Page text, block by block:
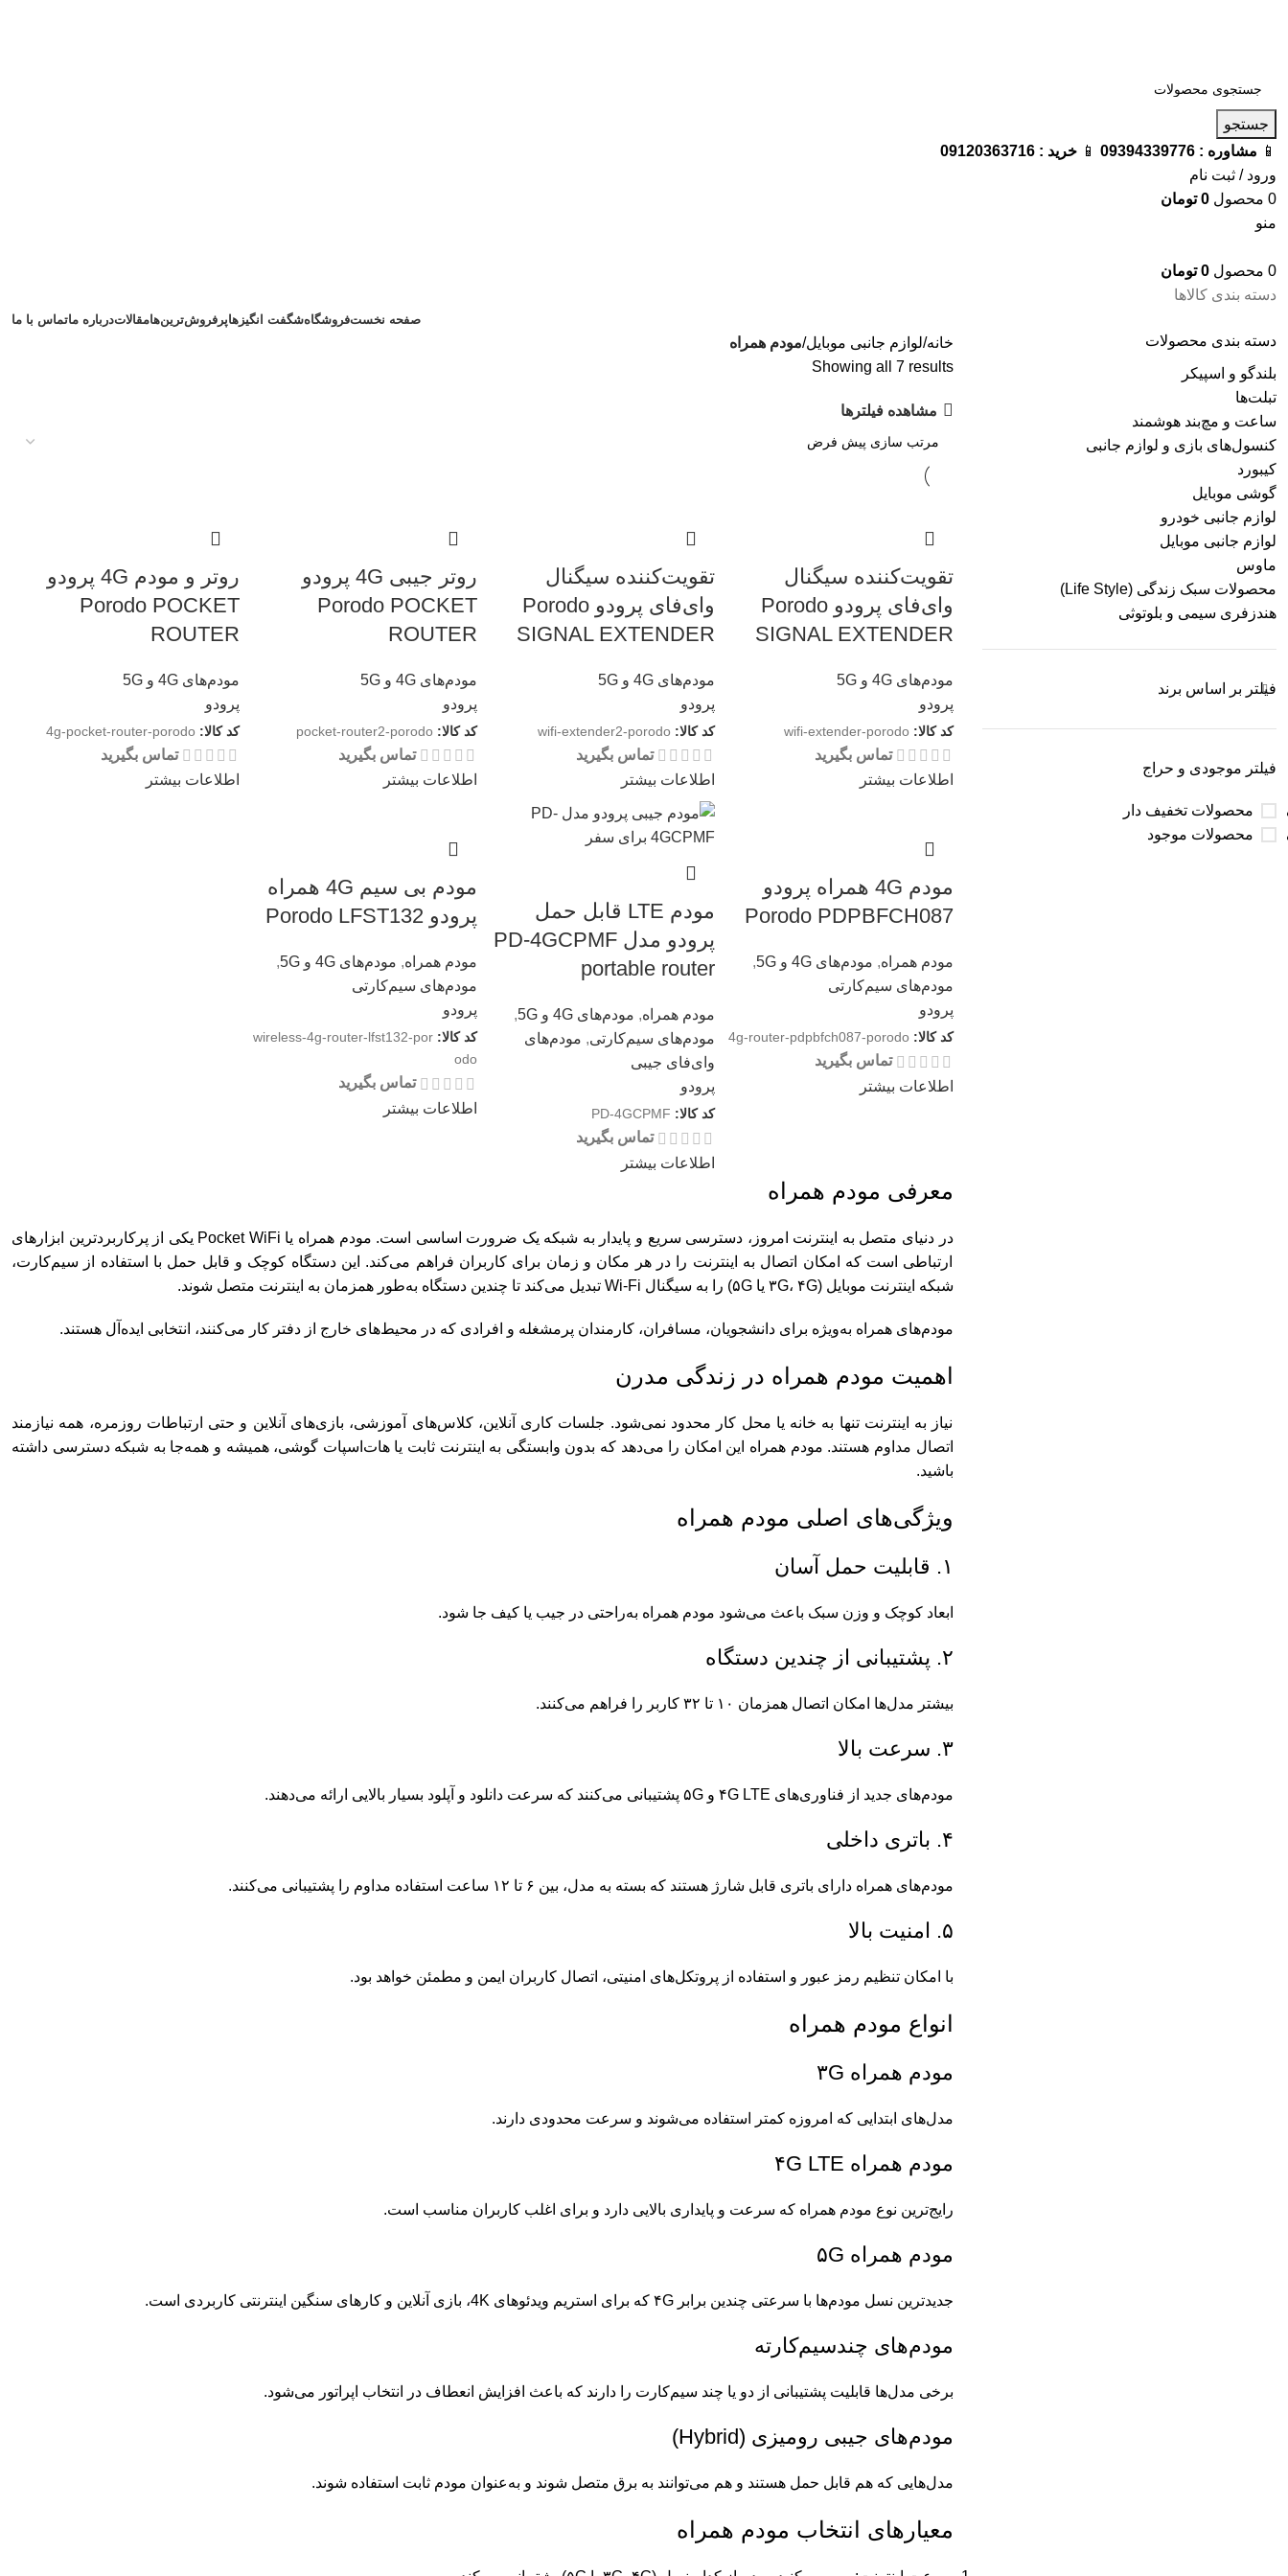
جستجو
📱 مشاوره : 09394339776
📱 خرید : 09120363716
ورود / ثبت نام
0 محصول 0 تومان
منو
0 محصول 0 تومان
دسته بندی کالاها
صفحه نخستفروشگاهشگفت انگیزهاپرفروش‌ترین‌هامقالاتدرباره ماتماس با ما
دسته‌ بندی محصولات
بلندگو و اسپیکر
تبلت‌ها
ساعت و مچ‌بند هوشمند
کنسول‌های بازی و لوازم جانبی
کیبورد
گوشی موبایل
لوازم جانبی خودرو
لوازم جانبی موبایل
ماوس
محصولات سبک زندگی (Life Style)
هندزفری سیمی و بلوتوثی
فیلتر بر اساس برند
فیلتر موجودی و حراج
محصولات تخفیف دار
محصولات موجود
خانه لوازم جانبی موبایل مودم همراه
Showing all 7 results
مشاهده فیلترها
تقویت‌کننده سیگنال
وای‌فای پرودو Porodo
SIGNAL EXTENDER
مودم‌های 4G و 5G
پرودو
کد کالا: wifi-extender-porodo
تماس بگیرید
اطلاعات بیشتر
تقویت‌کننده سیگنال
وای‌فای پرودو Porodo
SIGNAL EXTENDER
مودم‌های 4G و 5G
پرودو
کد کالا: wifi-extender2-porodo
تماس بگیرید
اطلاعات بیشتر
روتر جیبی 4G پرودو
Porodo POCKET
ROUTER
مودم‌های 4G و 5G
پرودو
کد کالا: pocket-router2-porodo
تماس بگیرید
اطلاعات بیشتر
روتر و مودم 4G پرودو
Porodo POCKET
ROUTER
مودم‌های 4G و 5G
پرودو
کد کالا: 4g-pocket-router-porodo
تماس بگیرید
اطلاعات بیشتر
مودم 4G همراه پرودو
Porodo PDPBFCH087
مودم همراه, مودم‌های 4G و 5G
,
مودم‌های سیم‌کارتی
پرودو
کد کالا: 4g-router-pdpbfch087-porodo
تماس بگیرید
اطلاعات بیشتر
مودم LTE قابل حمل
پرودو مدل PD-4GCPMF
portable router
مودم همراه, مودم‌های 4G و 5G
,
مودم‌های سیم‌کارتی, مودم‌های
وای‌فای جیبی
پرودو
کد کالا: PD-4GCPMF
تماس بگیرید
اطلاعات بیشتر
مودم بی سیم 4G همراه
پرودو Porodo LFST132
مودم همراه, مودم‌های 4G و 5G
,
مودم‌های سیم‌کارتی
پرودو
کد کالا: wireless-4g-router-lfst132-por
odo
تماس بگیرید
اطلاعات بیشتر
معرفی مودم همراه
در دنیای متصل به اینترنت امروز، دسترسی سریع و پایدار به شبکه یک ضرورت اساسی است. مودم همراه یا Pocket WiFi یکی از پرکاربردترین ابزارهای
ارتباطی است که امکان اتصال به اینترنت را در هر مکان و زمان برای کاربران فراهم می‌کند. این دستگاه کوچک و قابل حمل با استفاده از سیم‌کارت،
شبکه اینترنت موبایل (۳G، ۴G یا ۵G) را به سیگنال Wi-Fi تبدیل می‌کند تا چندین دستگاه به‌طور همزمان به اینترنت متصل شوند.
مودم‌های همراه به‌ویژه برای دانشجویان، مسافران، کارمندان پرمشغله و افرادی که در محیط‌های خارج از دفتر کار می‌کنند، انتخابی ایده‌آل هستند.
اهمیت مودم همراه در زندگی مدرن
نیاز به اینترنت تنها به خانه یا محل کار محدود نمی‌شود. جلسات کاری آنلاین، کلاس‌های آموزشی، بازی‌های آنلاین و حتی ارتباطات روزمره، همه نیازمند
اتصال مداوم هستند. مودم همراه این امکان را می‌دهد که بدون وابستگی به اینترنت ثابت یا هات‌اسپات گوشی، همیشه و همه‌جا به شبکه دسترسی داشته
باشید.
ویژگی‌های اصلی مودم همراه
۱. قابلیت حمل آسان
ابعاد کوچک و وزن سبک باعث می‌شود مودم همراه به‌راحتی در جیب یا کیف جا شود.
۲. پشتیبانی از چندین دستگاه
بیشتر مدل‌ها امکان اتصال همزمان ۱۰ تا ۳۲ کاربر را فراهم می‌کنند.
۳. سرعت بالا
مودم‌های جدید از فناوری‌های ۴G LTE و ۵G پشتیبانی می‌کنند که سرعت دانلود و آپلود بسیار بالایی ارائه می‌دهند.
۴. باتری داخلی
مودم‌های همراه دارای باتری قابل شارژ هستند که بسته به مدل، بین ۶ تا ۱۲ ساعت استفاده مداوم را پشتیبانی می‌کنند.
۵. امنیت بالا
با امکان تنظیم رمز عبور و استفاده از پروتکل‌های امنیتی، اتصال کاربران ایمن و مطمئن خواهد بود.
انواع مودم همراه
مودم همراه ۳G
مدل‌های ابتدایی که امروزه کمتر استفاده می‌شوند و سرعت محدودی دارند.
مودم همراه ۴G LTE
رایج‌ترین نوع مودم همراه که سرعت و پایداری بالایی دارد و برای اغلب کاربران مناسب است.
مودم همراه ۵G
جدیدترین نسل مودم‌ها با سرعتی چندین برابر ۴G که برای استریم ویدئوهای 4K، بازی آنلاین و کارهای سنگین اینترنتی کاربردی است.
مودم‌های چندسیم‌کارته
برخی مدل‌ها قابلیت پشتیبانی از دو یا چند سیم‌کارت را دارند که باعث افزایش انعطاف در انتخاب اپراتور می‌شود.
مودم‌های جیبی رومیزی (Hybrid)
مدل‌هایی که هم قابل حمل هستند و هم می‌توانند به برق متصل شوند و به‌عنوان مودم ثابت استفاده شوند.
معیارهای انتخاب مودم همراه